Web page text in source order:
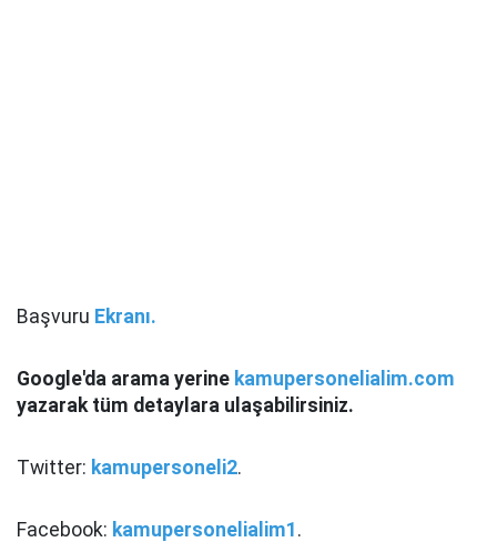
Başvuru Ekranı.
Google'da arama yerine kamupersonelialim.com
yazarak tüm detaylara ulaşabilirsiniz.
Twitter: kamupersoneli2.
Facebook: kamupersonelialim1 .